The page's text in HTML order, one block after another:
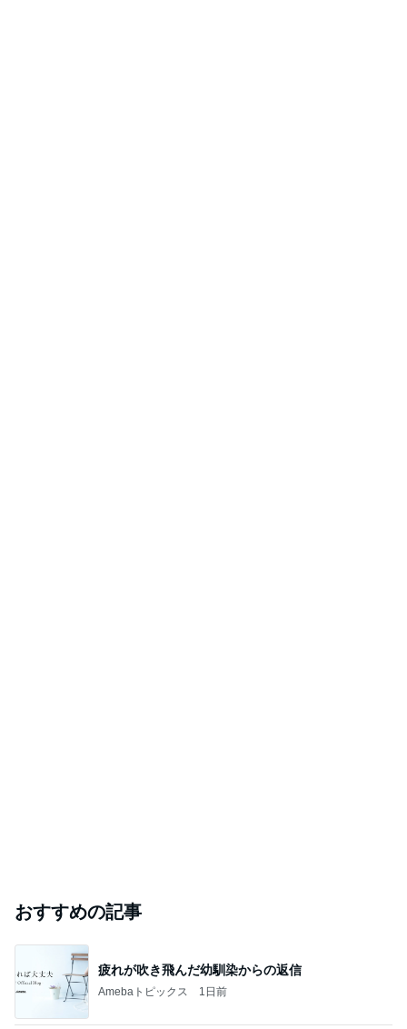
おすすめの記事
疲れが吹き飛んだ幼馴染からの返信
Amebaトピックス 1日前